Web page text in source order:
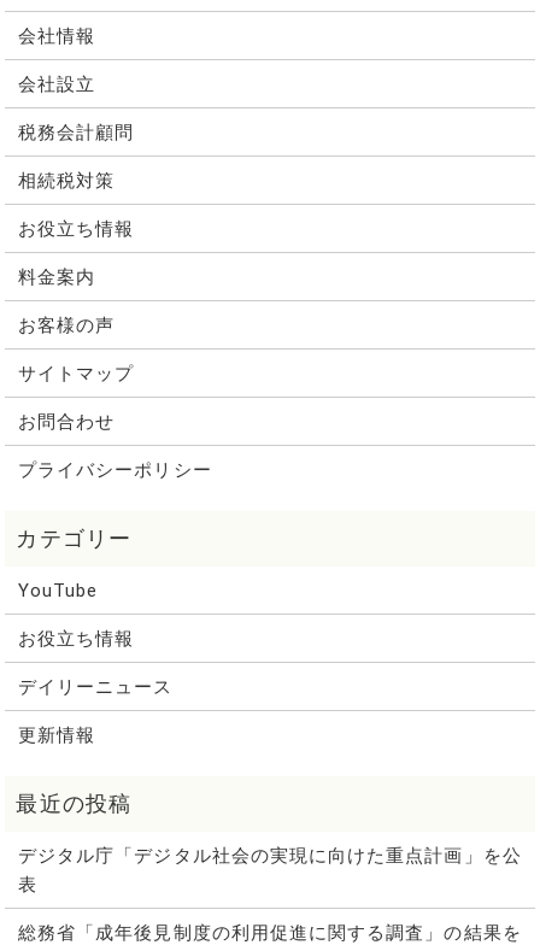
会社情報
会社設立
税務会計顧問
相続税対策
お役立ち情報
料金案内
お客様の声
サイトマップ
お問合わせ
プライバシーポリシー
YouTube
お役立ち情報
デイリーニュース
更新情報
デジタル庁「デジタル社会の実現に向けた重点計画」を公
表
総務省「成年後見制度の利用促進に関する調査」の結果を